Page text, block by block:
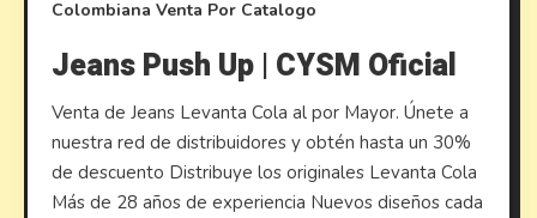
Colombiana Venta Por Catalogo
Jeans Push Up | CYSM Oficial
Venta de Jeans Levanta Cola al por Mayor. Únete a
nuestra red de distribuidores y obtén hasta un 30%
de descuento Distribuye los originales Levanta Cola
Más de 28 años de experiencia Nuevos diseños cada